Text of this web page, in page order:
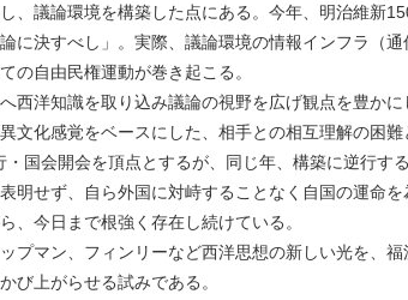
、議論環境を構築した点にある。今年、明治維新
に決すべし」。実際、議論環境の情報インフラ（
の自由民権運動が巻き起こる。
洋知識を取り込み議論の視野を広げ観点を豊か
文化感覚をベースにした、相手との相互理解の困難
国会開会を頂点とするが、同じ年、構築に逆行す
明せず、自ら外国に対峙することなく自国の運命
、今日まで根強く存在し続けている。
プマン、フィンリーなど西洋思想の新しい光を、
び上がらせる試みである。